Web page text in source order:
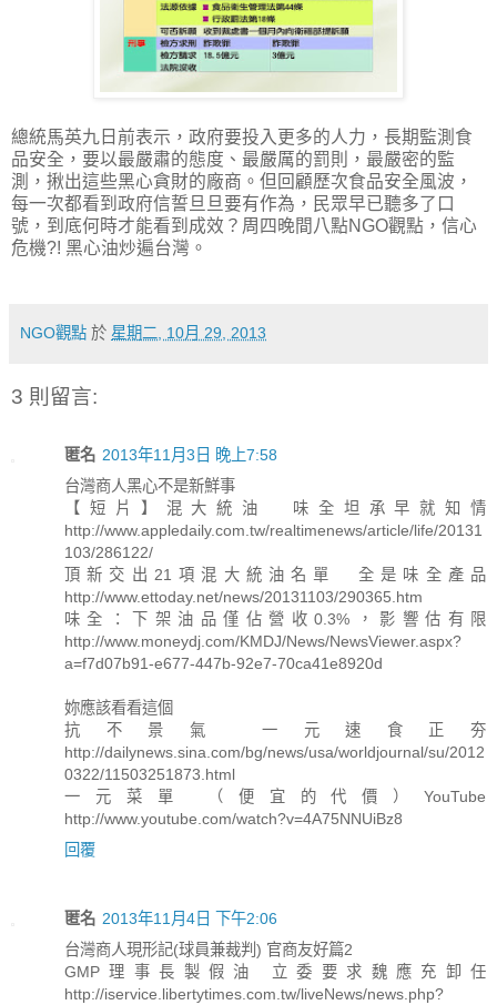
總統馬英九日前表示，政府要投入更多的人力，長期監測食
品安全，要以最嚴肅的態度、最嚴厲的罰則，最嚴密的監
測，揪出這些黑心貪財的廠商。但回顧歷次食品安全風波，
每一次都看到政府信誓旦旦要有作為，民眾早已聽多了口
號，到底何時才能看到成效？周四晚間八點NGO觀點，信心
危機?! 黑心油炒遍台灣。
NGO觀點 於 星期二, 10月 29, 2013
3 則留言:
匿名 2013年11月3日 晚上7:58
台灣商人黑心不是新鮮事
【短片】混大統油 味全坦承早就知情
http://www.appledaily.com.tw/realtimenews/article/life/20131
103/286122/
頂新交出21項混大統油名單 全是味全產品
http://www.ettoday.net/news/20131103/290365.htm
味全：下架油品僅佔營收0.3%，影響估有限
http://www.moneydj.com/KMDJ/News/NewsViewer.aspx?
a=f7d07b91-e677-447b-92e7-70ca41e8920d
妳應該看看這個
抗不景氣 一元速食正夯
http://dailynews.sina.com/bg/news/usa/worldjournal/su/2012
0322/11503251873.html
一元菜單 （便宜的代價）YouTube
http://www.youtube.com/watch?v=4A75NNUiBz8
回覆
匿名 2013年11月4日 下午2:06
台灣商人現形記(球員兼裁判) 官商友好篇2
GMP理事長製假油 立委要求魏應充卸任
http://iservice.libertytimes.com.tw/liveNews/news.php?